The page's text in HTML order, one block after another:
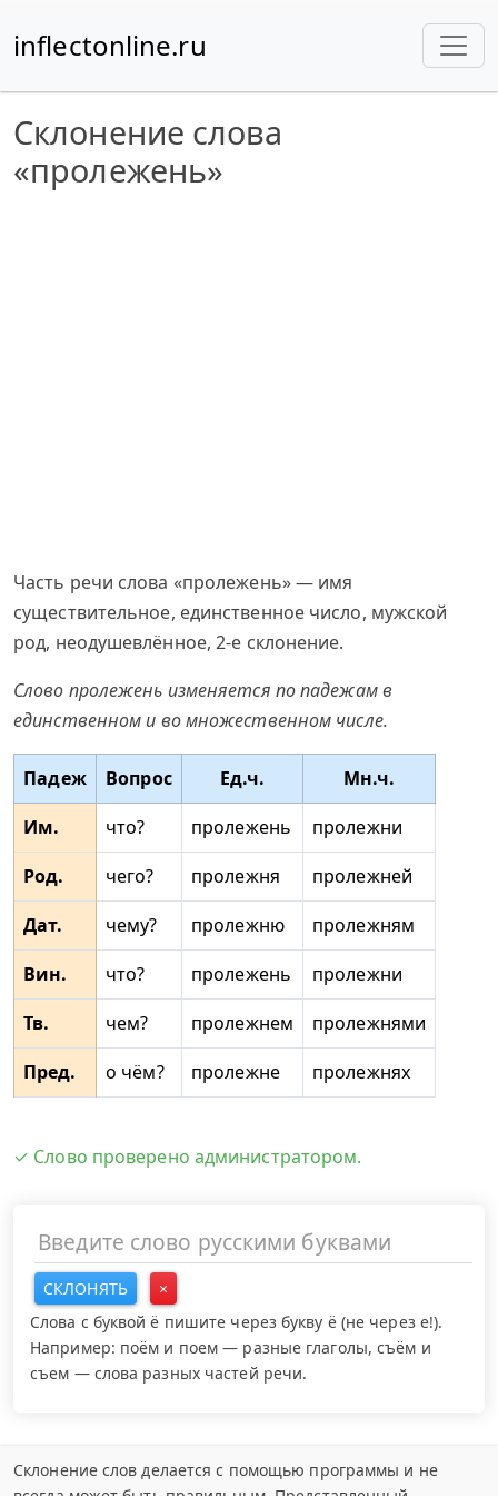
inflectonline.ru
Склонение слова
«пролежень»
Часть речи слова «пролежень» — имя
существительное, единственное число, мужской
род, неодушевлённое, 2-е склонение.
Слово пролежень изменяется по падежам в
единственном и во множественном числе.
Падеж Вопрос Ед.ч.
Мн.ч.
Им.
что? пролежень
пролежни
Род.
чего? пролежня
пролежней
Дат.
чему? пролежню
пролежням
Вин.
что? пролежень
пролежни
Тв.
чем? пролежнем
пролежнями
Пред.
о чём? пролежне пролежнях
✓ Слово проверено администратором.
СКЛОНЯТЬ
×
Слова с буквой ё пишите через букву ё (не через е!).
Например: поём и поем — разные глаголы, съём и
съем — слова разных частей речи.
Склонение слов делается с помощью программы и не